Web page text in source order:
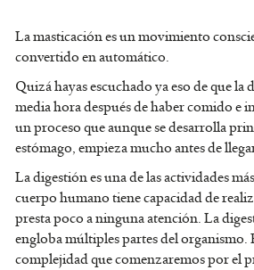
La masticación es un movimiento
convertido en automático.
Quizá hayas escuchado ya eso de que
media hora después de haber comido e
un proceso que aunque se desarrolla
estómago, empieza mucho antes de
La digestión es una de las actividades
cuerpo humano tiene capacidad de
presta poco a ninguna atención. La
engloba múltiples partes del organismo.
complejidad que comenzaremos por el